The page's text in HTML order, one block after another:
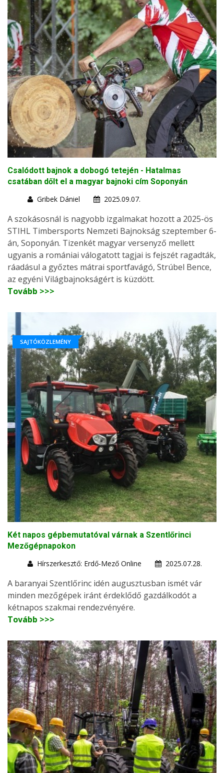
Csalódott bajnok a dobogó tetején - Hatalmas
csatában dőlt el a magyar bajnoki cím Soponyán
Gribek Dániel
2025.09.07.
A szokásosnál is nagyobb izgalmakat hozott a 2025-ös
STIHL Timbersports Nemzeti Bajnokság szeptember 6-
án, Soponyán. Tizenkét magyar versenyző mellett
ugyanis a romániai válogatott tagjai is fejszét ragadták,
ráadásul a győztes mátrai sportfavágó, Strúbel Bence,
az egyéni Világbajnokságért is küzdött.
Tovább >>>
SAJTÓKÖZLEMÉNY
Két napos gépbemutatóval várnak a Szentlőrinci
Mezőgépnapokon
Hírszerkesztő: Erdő-Mező Online
2025.07.28.
A baranyai Szentlőrinc idén augusztusban ismét vár
minden mezőgépek iránt érdeklődő gazdálkodót a
kétnapos szakmai rendezvényére.
Tovább >>>